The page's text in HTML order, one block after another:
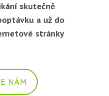
skutečně
a už do
stránky
NÁM